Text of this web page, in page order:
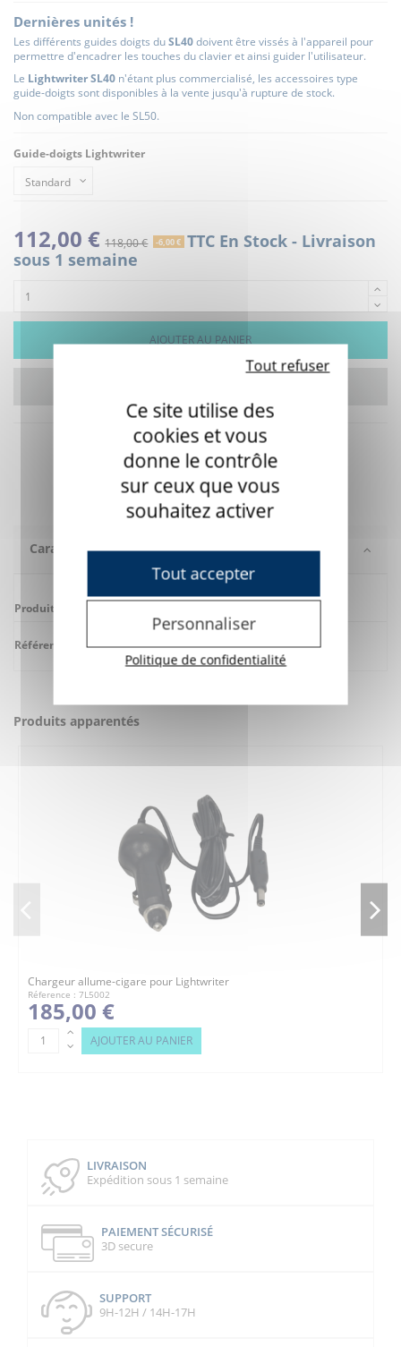
Dernières unités !
Les différents guides doigts duSL40doivent être vissés à l'appareil pour
permettre d'encadrer les touches du clavier et ainsi guider l'utilisateur.
Le Lightwriter SL40 n'étant plus commercialisé, les accessoires type
guide-doigts sont disponibles à la vente jusqu'à rupture de stock.
Non compatible avec le SL50.
Guide-doigts Lightwriter
112,00 € 118,00 € -6,00 € TTC En Stock - Livraison
sous 1 semaine
AJOUTER AU PANIER
Caractéristiques
Produit apparenté
Référence 7L4001
Produits apparentés
Chargeur allume-cigare pour Lightwriter
Réference : 7L5002
185,00 €
AJOUTER AU PANIER
LIVRAISON
Expédition sous 1 semaine
PAIEMENT SÉCURISÉ
3D secure
SUPPORT
9H-12H / 14H-17H
Ce site utilise des
cookies et vous
donne le contrôle
sur ceux que vous
souhaitez activer
Tout accepter
Tout refuser
Personnaliser
Politique de confidentialité